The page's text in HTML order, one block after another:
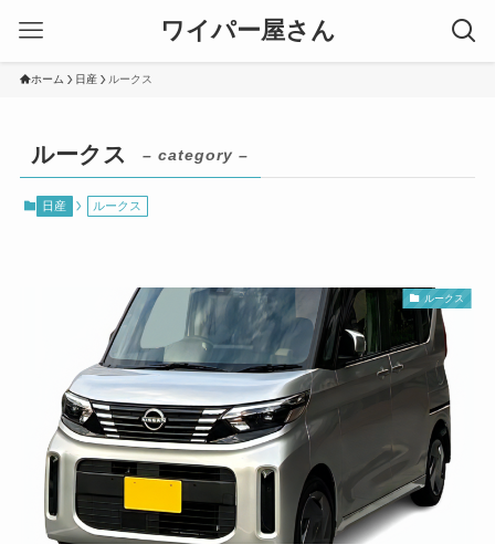
ワイパー屋さん
ホーム 日産 ルークス
ルークス – category –
日産 ルークス
ルークス